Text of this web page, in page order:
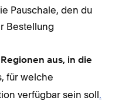
Pauschale, den du
Bestellung
aus, in die
für welche
verfügbar sein soll.